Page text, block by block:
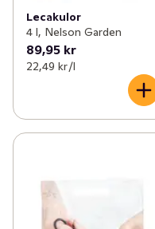
Lecakulor
4 l, Nelson Garden
89,95 kr
22,49 kr /l